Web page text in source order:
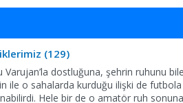
(129)
Varujan’la dostluğuna, şehrin ruhunu
ile o sahalarda kurduğu ilişki de futbola
Hele bir de o amatör ruh